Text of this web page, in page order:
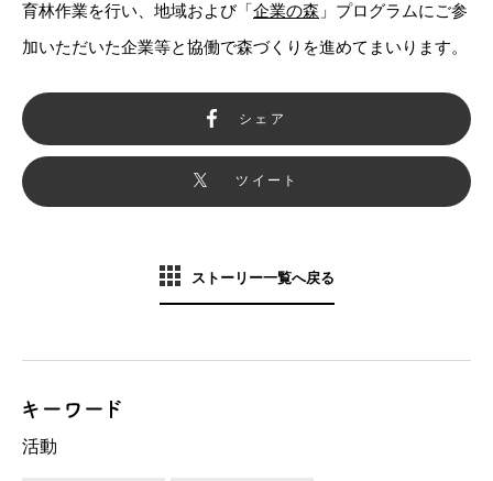
育林作業を行い、地域および「 企業の森 」プログラムにご参
加いただいた企業等と協働で森づくりを進めてまいります。
シェア
ツイート
ストーリー一覧へ戻る
活動